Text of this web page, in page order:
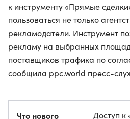
к инструменту «Прямые
пользоваться не только
рекламодатели. Инструмент
рекламу на выбранных
поставщиков трафика по
сообщила ppc.world пресс-
Что нового Доступ